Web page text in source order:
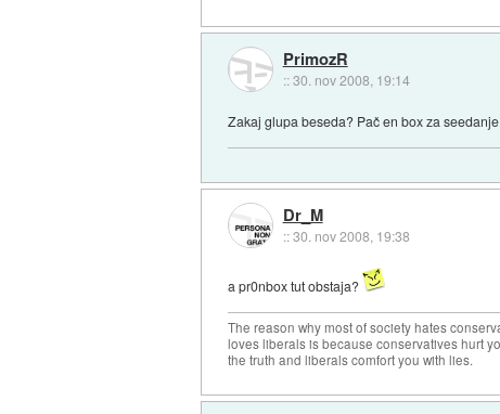
PrimozR
::30. nov 2008, 19:14
Zakaj glupa beseda? Pač en box za
Dr_M
::30. nov 2008, 19:38
a pr0nbox tut obstaja?
The reason why most of society hates
loves liberals is because conservatives hurt
the truth and liberals comfort you with lies.